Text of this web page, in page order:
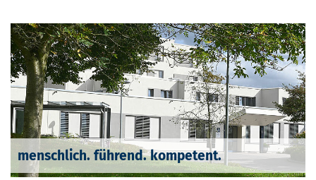
menschlich. führend. kompetent.